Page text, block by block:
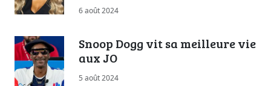
6 août 2024
Snoop Dogg vit sa meilleure vie
aux JO
5 août 2024